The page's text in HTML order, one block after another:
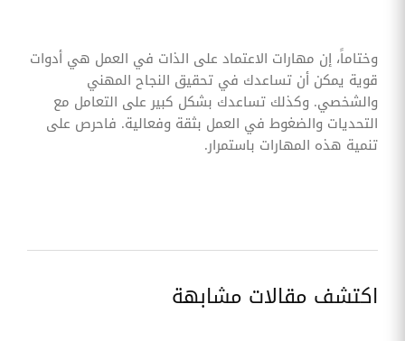
وختاماً، إن مهارات الاعتماد على الذات في العمل هي أدوات
قوية يمكن أن تساعدك في تحقيق النجاح المهني
والشخصي. وكذلك تساعدك بشكل كبير على التعامل مع
التحديات والضغوط في العمل بثقة وفعالية. فاحرص على
تنمية هذه المهارات باستمرار.
اكتشف مقالات مشابهة